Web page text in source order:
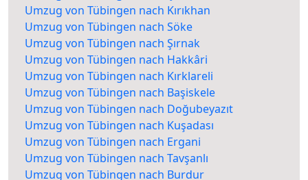
Umzug von Tübingen nach Kırıkhan
Umzug von Tübingen nach Söke
Umzug von Tübingen nach Şırnak
Umzug von Tübingen nach Hakkâri
Umzug von Tübingen nach Kırklareli
Umzug von Tübingen nach Başiskele
Umzug von Tübingen nach Doğubeyazıt
Umzug von Tübingen nach Kuşadası
Umzug von Tübingen nach Ergani
Umzug von Tübingen nach Tavşanlı
Umzug von Tübingen nach Burdur